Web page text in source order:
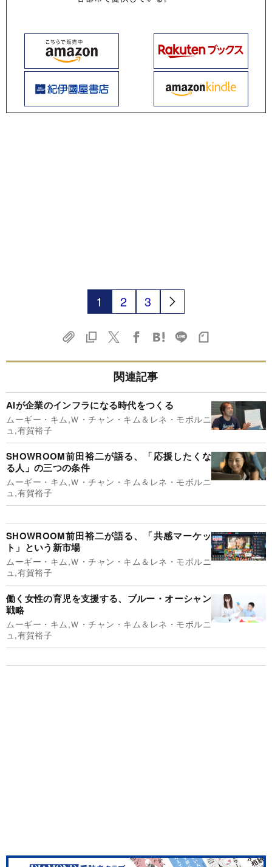
1 2 3
関連記事
AIが企業のインフラになる時代をつくる
ムーギー・キム,Ｗ・チャン・キム＆レネ・モボルニ
ュ,有賀裕子
SHOWROOM前田裕二が語る、「応援したくな
る人」の三つの条件
ムーギー・キム,Ｗ・チャン・キム＆レネ・モボルニ
ュ,有賀裕子
SHOWROOM前田裕二が語る、「共感マーケッ
ト」という新市場
ムーギー・キム,Ｗ・チャン・キム＆レネ・モボルニ
ュ,有賀裕子
働く女性の育児を支援する、ブルー・オーシャン
戦略
ムーギー・キム,Ｗ・チャン・キム＆レネ・モボルニ
ュ,有賀裕子